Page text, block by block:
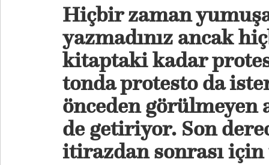
Hiçbir zaman
yazmadınız ancak
kitaptaki kadar
tonda protesto da
önceden
de getiriyor. Son
itirazdan sonrası